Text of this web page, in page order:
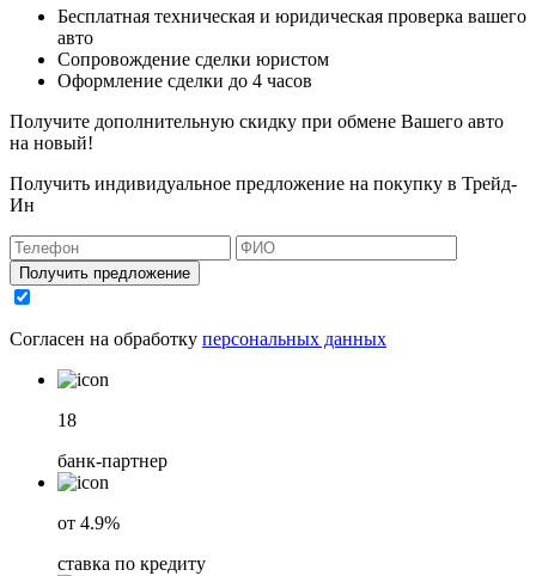
Бесплатная техническая и юридическая проверка вашего
авто
Сопровождение сделки юристом
Оформление сделки до 4 часов
Получите дополнительную скидку при обмене Вашего авто
на новый!
Получить индивидуальное предложение на покупку в Трейд-
Ин
Получить предложение
Согласен на обработку персональных данных
18
банк-партнер
от 4.9%
ставка по кредиту